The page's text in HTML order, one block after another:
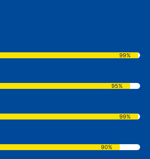
99%
95%
99%
90%